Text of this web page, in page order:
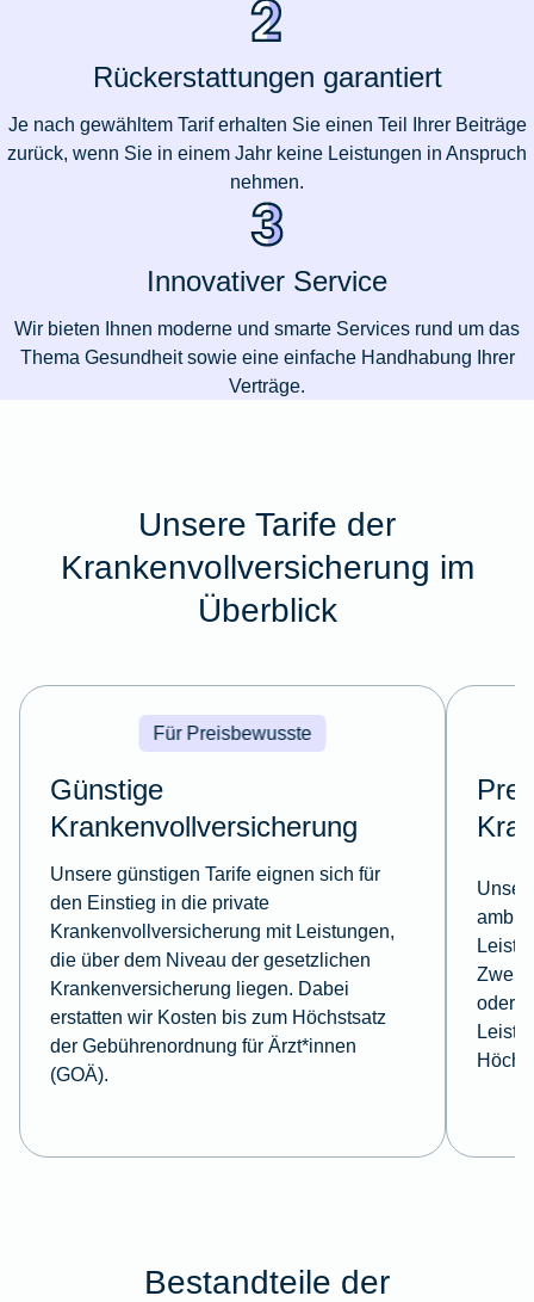
Rückerstattungen garantiert
Je nach gewähltem Tarif erhalten Sie einen Teil Ihrer Beiträge
zurück, wenn Sie in einem Jahr keine Leistungen in Anspruch
nehmen.
Innovativer Service
Wir bieten Ihnen moderne und smarte Services rund um das
Thema Gesundheit sowie eine einfache Handhabung Ihrer
Verträge.
Unsere Tarife der
Krankenvollversicherung im
Überblick
Für Preisbewusste
Günstige
Krankenvollversicherung
Unsere günstigen Tarife eignen sich für
den Einstieg in die private
Krankenvollversicherung mit Leistungen,
die über dem Niveau der gesetzlichen
Krankenversicherung liegen. Dabei
erstatten wir Kosten bis zum Höchstsatz
der Gebührenordnung für Ärzt*innen
(GOÄ).
oder
Bestandteile der